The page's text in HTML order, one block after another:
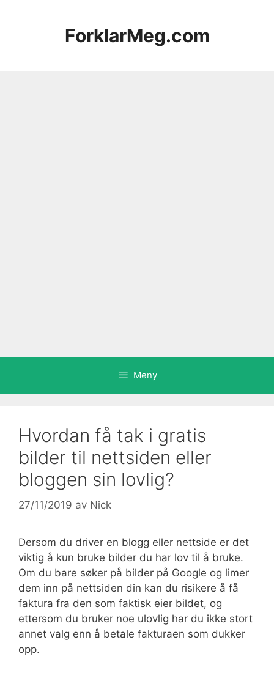
ForklarMeg.com
Meny
Hvordan få tak i gratis
bilder til nettsiden eller
bloggen sin lovlig?
27/11/2019 av Nick
Dersom du driver en blogg eller nettside er det
viktig å kun bruke bilder du har lov til å bruke.
Om du bare søker på bilder på Google og limer
dem inn på nettsiden din kan du risikere å få
faktura fra den som faktisk eier bildet, og
ettersom du bruker noe ulovlig har du ikke stort
annet valg enn å betale fakturaen som dukker
opp.